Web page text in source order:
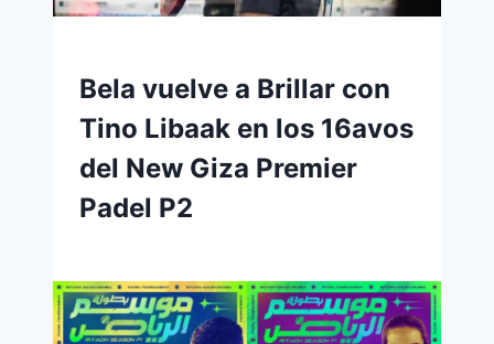
Bela vuelve a Brillar con
Tino Libaak en los 16avos
del New Giza Premier
Padel P2